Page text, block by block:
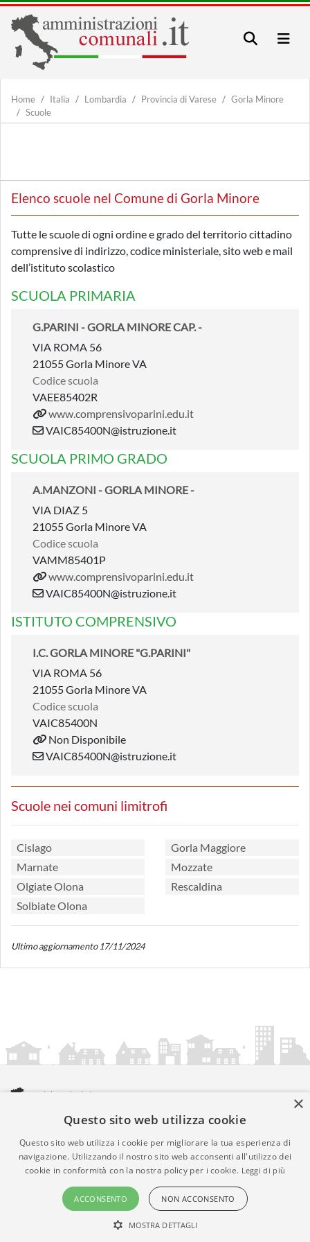
Home Italia Lombardia Provincia di Varese
Gorla Minore
Scuole
Elenco scuole nel Comune di Gorla Minore
Tutte le scuole di ogni ordine e grado del territorio cittadino
comprensive di indirizzo, codice ministeriale, sito web e mail
dell’istituto scolastico
SCUOLA PRIMARIA
G.PARINI - GORLA MINORE CAP. -
VIA ROMA 56
21055 Gorla Minore VA
Codice scuola
VAEE85402R
www.comprensivoparini.edu.it
VAIC85400N@istruzione.it
SCUOLA PRIMO GRADO
A.MANZONI - GORLA MINORE -
VIA DIAZ 5
21055 Gorla Minore VA
Codice scuola
VAMM85401P
www.comprensivoparini.edu.it
VAIC85400N@istruzione.it
ISTITUTO COMPRENSIVO
I.C. GORLA MINORE "G.PARINI"
VIA ROMA 56
21055 Gorla Minore VA
Codice scuola
VAIC85400N
Non Disponibile
VAIC85400N@istruzione.it
Scuole nei comuni limitrofi
Cislago
Gorla Maggiore
Marnate
Mozzate
Olgiate Olona
Rescaldina
Solbiate Olona
Ultimo aggiornamento 17/11/2024
amministrazionicomunali.it è una iniziativa diartemedia.it
© Copyright MMXXIV - P.IVA 05400000724
Informazioni sul servizio |Informativa Privacy| Informativa
Cookies • Time 0.0106
×
Questo sito web utilizza cookie
Questo sito web utilizza i cookie per migliorare la tua esperienza di
navigazione. Utilizzando il nostro sito web acconsenti all'utilizzo dei
cookie in conformità con la nostra policy per i cookie. Leggi di più
ACCONSENTO NON ACCONSENTO
MOSTRA DETTAGLI